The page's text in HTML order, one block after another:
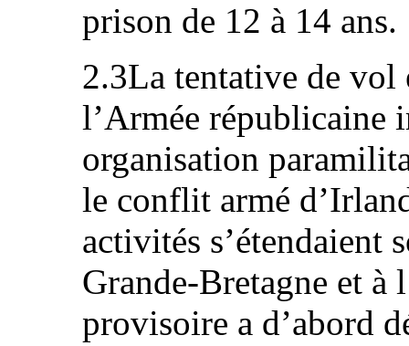
prison de 12 à 14 ans.
2.3La tentative de vol
l’Armée républicaine
organisation
le conflit armé
activités s’étendaient
Grande‑Bretagne et à
provisoire a d’abord